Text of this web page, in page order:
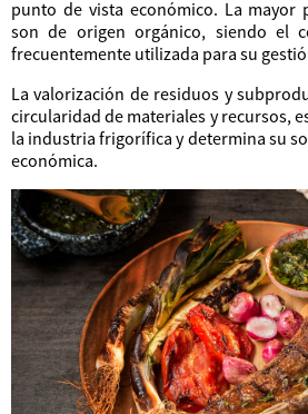
punto de vista económico. La mayor
son de origen orgánico, siendo el
frecuentemente utilizada para su
La valorización de residuos y
circularidad de materiales y recursos,
la industria frigorífica y determina su
económica.